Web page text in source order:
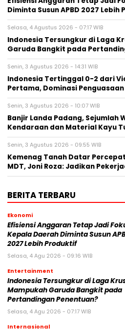
Diminta Susun APBD 2027 Lebih
Selasa, 4 Agustus 2026 - 07:17 WIB
Indonesia Tersungkur di Laga
Garuda Bangkit pada
Senin, 3 Agustus 2026 - 14:31 WIB
Indonesia Tertinggal 0-2 dari
Pertama, Dominasi
Senin, 3 Agustus 2026 - 10:07 WIB
Banjir Landa Padang, Sejumlah
Kendaraan dan Material Kayu
Senin, 3 Agustus 2026 - 09:55 WIB
Kemenag Tanah Datar
MDT, Joni Roza: Jadikan
BERITA TERBARU
Ekonomi
Efisiensi Anggaran Tetap Jadi
Kepala Daerah Diminta Susun
2027 Lebih Produktif
Selasa, 4 Agu 2026 - 09:16 WIB
Entertainment
Indonesia Tersungkur di Laga
Mampukah Garuda Bangkit pada
Pertandingan Penentuan?
Selasa, 4 Agu 2026 - 07:17 WIB
Internasional